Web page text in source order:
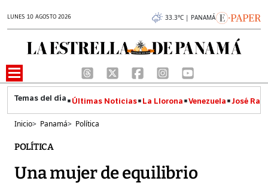
LUNES 10 AGOSTO 2026 33.3°C | PANAMÁ
Últimas Noticias La Llorona Venezuela José
Inicio> Panamá> Política
POLÍTICA
Una mujer de equilibrio